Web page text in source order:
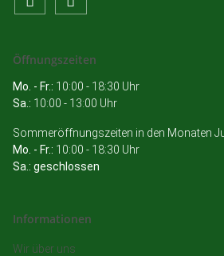
Öffnungszeiten
Mo. - Fr.: 10:00 - 18:30 Uhr
Sa.: 10:00 - 13:00 Uhr
Sommeröffnungszeiten in den Monaten
Mo. - Fr.: 10:00 - 18:30 Uhr
Sa.: geschlossen
Informationen
Wir über uns